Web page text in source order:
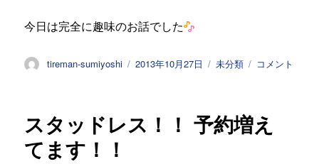
今日は完全に趣味のお話でした
投
tireman-sumiyoshi
投
2013年10月27日
カ
ー
未分類
７
に
コメント
スタッドレス！！ 予約増え
てます！！